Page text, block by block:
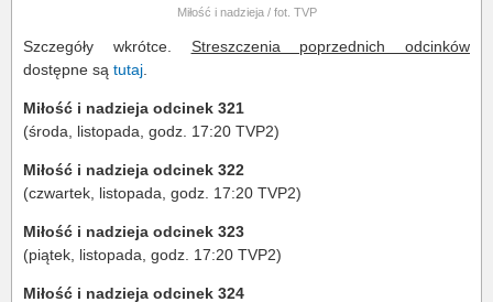
Miłość i nadzieja / fot. TVP
Szczegóły wkrótce. Streszczenia poprzednich odcinków
dostępne są tutaj.
Miłość i nadzieja odcinek 321
(środa, listopada, godz. 17:20 TVP2)
Miłość i nadzieja odcinek 322
(czwartek, listopada, godz. 17:20 TVP2)
Miłość i nadzieja odcinek 323
(piątek, listopada, godz. 17:20 TVP2)
Miłość i nadzieja odcinek 324